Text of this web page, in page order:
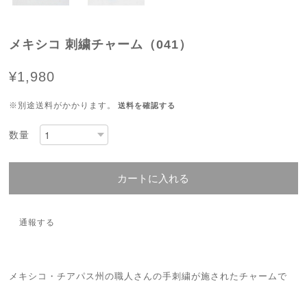
メキシコ 刺繍チャーム（041）
¥1,980
※別途送料がかかります。 送料を確認する
数量
カートに入れる
通報する
メキシコ・チアパス州の職人さんの手刺繍が施されたチャームで